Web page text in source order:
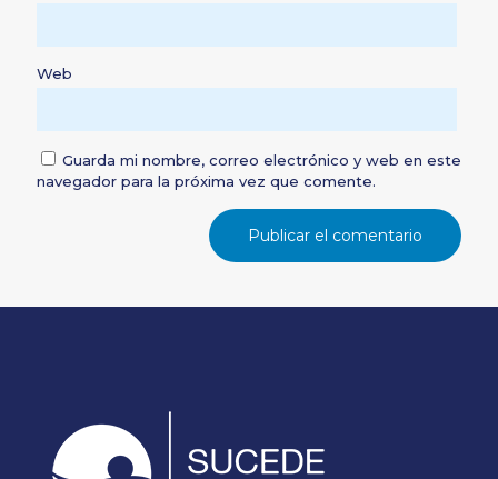
Web
Guarda mi nombre, correo electrónico y web en este
navegador para la próxima vez que comente.